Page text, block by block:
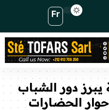
Fr
دور الشباب
الحضارات